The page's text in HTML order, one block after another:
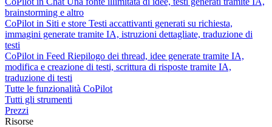
brainstorming e altro
CoPilot in Siti e store Testi accattivanti generati su richiesta,
immagini generate tramite IA, istruzioni dettagliate, traduzione di
testi
CoPilot in Feed Riepilogo dei thread, idee generate tramite IA,
modifica e creazione di testi, scrittura di risposte tramite IA,
traduzione di testi
Tutte le funzionalità CoPilot
Tutti gli strumenti
Prezzi
Risorse